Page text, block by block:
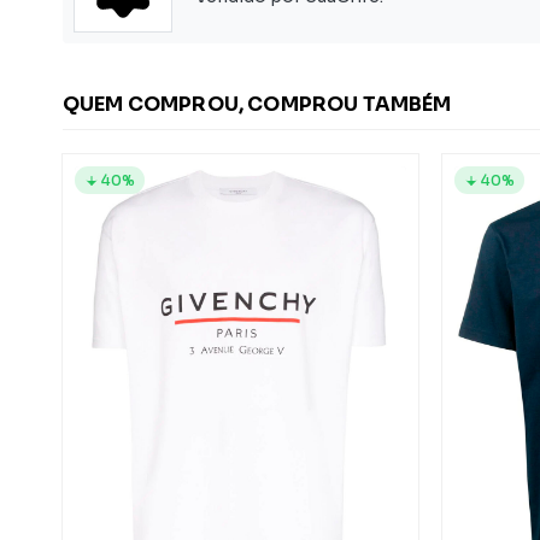
QUEM COMPROU, COMPROU TAMBÉM
40% 40%